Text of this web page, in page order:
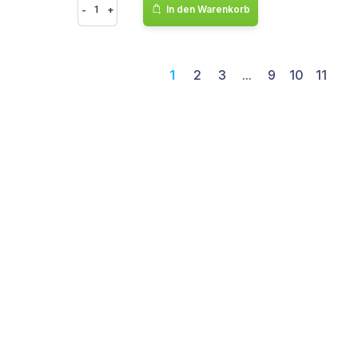
- + In den Warenkorb
1 2 3 ... 9 10 11